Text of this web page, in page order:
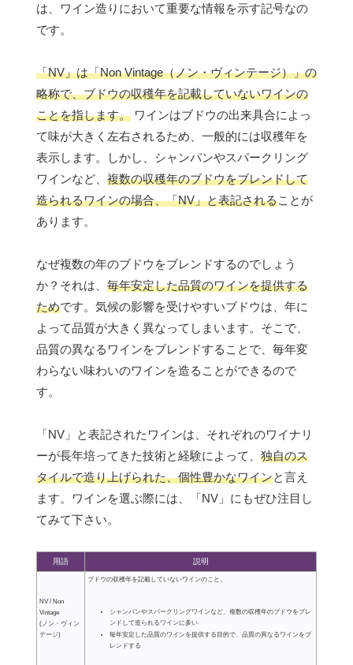
は、ワイン造りにおいて重要な情報を示す記号なの
です。
「NV」は「Non Vintage（ノン・ヴィンテージ）」の
略称で、ブドウの収穫年を記載していないワインの
ことを指します。 ワインはブドウの出来具合によっ
て味が大きく左右されるため、一般的には収穫年を
表示します。しかし、シャンパンやスパークリング
ワインなど、 複数の収穫年のブドウをブレンドして
造られるワインの場合、「NV」と表記されることが
あります。
なぜ複数の年のブドウをブレンドするのでしょう
か？それは、 毎年安定した品質のワインを提供する
ためです。気候の影響を受けやすいブドウは、年に
よって品質が大きく異なってしまいます。そこで、
品質の異なるワインをブレンドすることで、毎年変
わらない味わいのワインを造ることができるので
す。
「NV」と表記されたワインは、それぞれのワイナリ
ーが長年培ってきた技術と経験によって、 独自のス
タイルで造り上げられた、個性豊かなワインと言え
ます。ワインを選ぶ際には、「NV」にもぜひ注目し
てみて下さい。
用語 説明
NV / Non
Vintage
(ノン・ヴィン
テージ)
ブドウの収穫年を記載していないワインのこと。
シャンパンやスパークリングワインなど、複数の収穫年のブドウをブレ
ンドして造られるワインに多い
毎年安定した品質のワインを提供する目的で、品質の異なるワインをブ
レンドする